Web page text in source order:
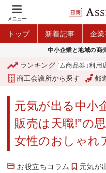
メニュー
トップ 新着記事 企
中小企業と地域の商
ランキング
青森市プレミアム商品券」利用店舗
商工会議所から探す 都
元気が出る中小
販売は天職!”の
女性のおしゃれ
お役立ちコラム
元気が